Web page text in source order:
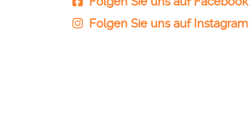
Folgen Sie uns auf Instagram